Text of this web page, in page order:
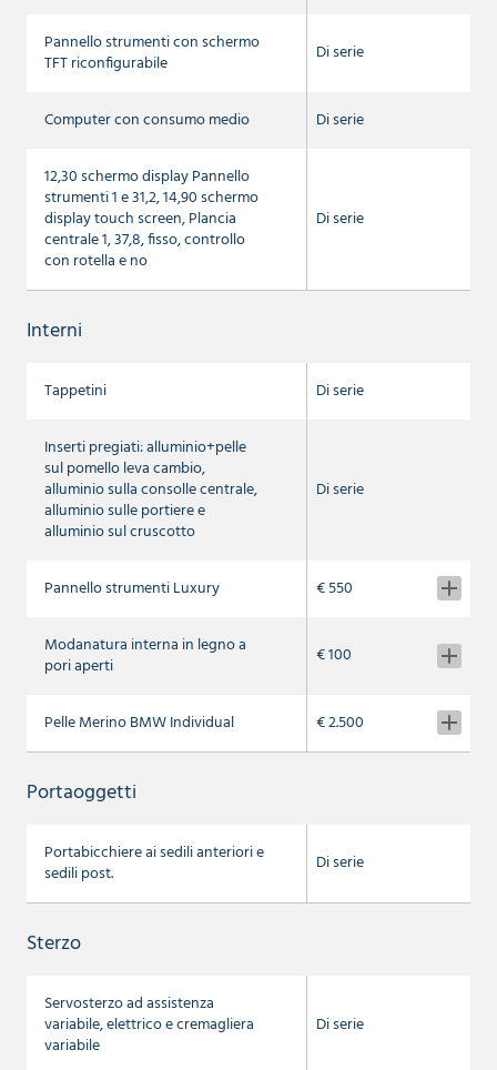
Pannello strumenti con schermo
TFT riconfigurabile
Di serie
Computer con consumo medio Di serie
12,30 schermo display Pannello
strumenti 1 e 31,2, 14,90 schermo
display touch screen, Plancia
centrale 1, 37,8, fisso, controllo
con rotella e no
Di serie
Interni
Tappetini Di serie
Inserti pregiati: alluminio+pelle
sul pomello leva cambio,
alluminio sulla consolle centrale,
alluminio sulle portiere e
alluminio sul cruscotto
Di serie
Pannello strumenti Luxury € 550
Modanatura interna in legno a
pori aperti
€ 100
Pelle Merino BMW Individual € 2.500
Portaoggetti
Portabicchiere ai sedili anteriori e
sedili post.
Di serie
Sterzo
Servosterzo ad assistenza
variabile, elettrico e cremagliera
variabile
Di serie